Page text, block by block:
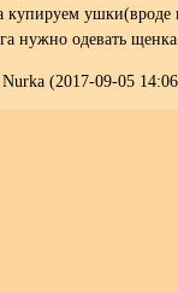
купируем
нужно одевать щенка
(2017-09-05